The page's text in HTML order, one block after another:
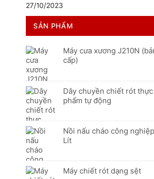
27/10/2023
SẢN PHẨM
Máy cưa xương J210N
cấp)
Dây chuyền chiết rót thực
phẩm tự động
Nồi nấu cháo công
Lít
Máy chiết rót dạng sệt